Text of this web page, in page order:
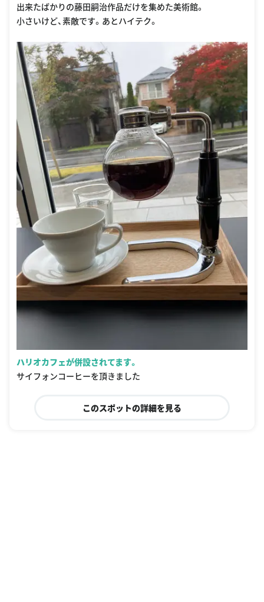
出来たばかりの藤田嗣治作品だけを集めた美術館。
小さいけど、素敵です。あとハイテク。
ハリオカフェが併設されてます。
サイフォンコーヒーを頂きました
このスポットの詳細を見る